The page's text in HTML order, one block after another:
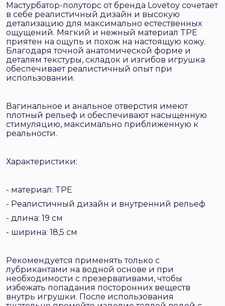
Мастурбатор-полуторс от бренда Lovetoy сочетает
в себе реалистичный дизайн и высокую
детализацию для максимально естественных
ощущений. Мягкий и нежный материал TPE
приятен на ощупь и похож на настоящую кожу.
Благодаря точной анатомической форме и
деталям текстуры, складок и изгибов игрушка
обеспечивает реалистичный опыт при
использовании.
Вагинальное и анальное отверстия имеют
плотный рельеф и обеспечивают насыщенную
стимуляцию, максимально приближенную к
реальности.
Характеристики:
- материал: TPE
- Реалистичный дизайн и внутренний рельеф
- длина: 19 см
- ширина: 18,5 см
Рекомендуется применять только с
лубрикантами на водной основе и при
необходимости с презервативами, чтобы
избежать попадания посторонних веществ
внутрь игрушки. После использования